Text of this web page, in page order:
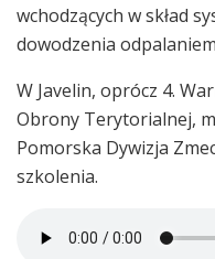
wchodzących w skład
dowodzenia
W Javelin, oprócz 4.
Obrony Terytorialnej,
Pomorska Dywizja
szkolenia.